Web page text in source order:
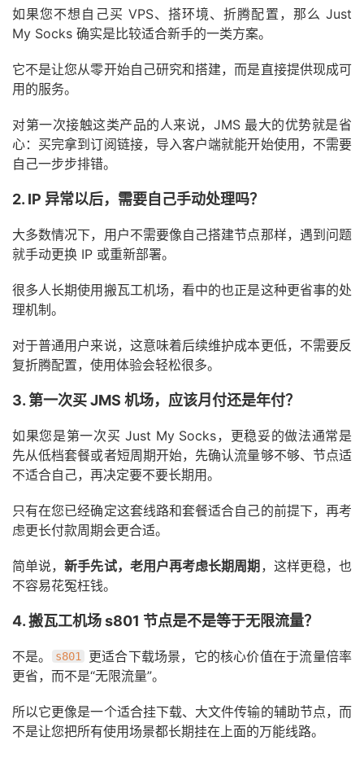
如果您不想自己买 VPS、搭环境、折腾配置，那么 Just
My Socks 确实是比较适合新手的一类方案。
它不是让您从零开始自己研究和搭建，而是直接提供现成可
用的服务。
对第一次接触这类产品的人来说，JMS 最大的优势就是省
心：买完拿到订阅链接，导入客户端就能开始使用，不需要
自己一步步排错。
2. IP 异常以后，需要自己手动处理吗？
大多数情况下，用户不需要像自己搭建节点那样，遇到问题
就手动更换 IP 或重新部署。
很多人长期使用搬瓦工机场，看中的也正是这种更省事的处
理机制。
对于普通用户来说，这意味着后续维护成本更低，不需要反
复折腾配置，使用体验会轻松很多。
3. 第一次买 JMS 机场，应该月付还是年付？
如果您是第一次买 Just My Socks，更稳妥的做法通常是
先从低档套餐或者短周期开始，先确认流量够不够、节点适
不适合自己，再决定要不要长期用。
只有在您已经确定这套线路和套餐适合自己的前提下，再考
虑更长付款周期会更合适。
简单说，新手先试，老用户再考虑长期周期 ，这样更稳，也
不容易花冤枉钱。
4. 搬瓦工机场 s801 节点是不是等于无限流量？
不是。 s801
更适合下载场景，它的核心价值在于流量倍率
更省，而不是“无限流量”。
所以它更像是一个适合挂下载、大文件传输的辅助节点，而
不是让您把所有使用场景都长期挂在上面的万能线路。